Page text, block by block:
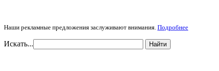
Наши рекламные предложения заслуживают внимания. Подробнее
Искать... Найти